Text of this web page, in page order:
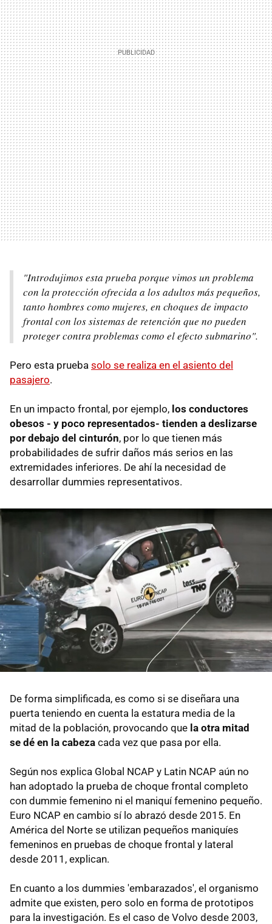
"Introdujimos esta prueba porque vimos un problema
con la protección ofrecida a los adultos más pequeños,
tanto hombres como mujeres, en choques de impacto
frontal con los sistemas de retención que no pueden
proteger contra problemas como el efecto submarino".
Pero esta prueba solo se realiza en el asiento del
pasajero.
En un impacto frontal, por ejemplo, los conductores
obesos - y poco representados- tienden a deslizarse
por debajo del cinturón, por lo que tienen más
probabilidades de sufrir daños más serios en las
extremidades inferiores. De ahí la necesidad de
desarrollar dummies representativos.
De forma simplificada, es como si se diseñara una
puerta teniendo en cuenta la estatura media de la
mitad de la población, provocando que la otra mitad
se dé en la cabeza cada vez que pasa por ella.
Según nos explica Global NCAP y Latin NCAP aún no
han adoptado la prueba de choque frontal completo
con dummie femenino ni el maniquí femenino pequeño.
Euro NCAP en cambio sí lo abrazó desde 2015. En
América del Norte se utilizan pequeños maniquíes
femeninos en pruebas de choque frontal y lateral
desde 2011, explican.
En cuanto a los dummies 'embarazados', el organismo
admite que existen, pero solo en forma de prototipos
para la investigación. Es el caso de Volvo desde 2003,